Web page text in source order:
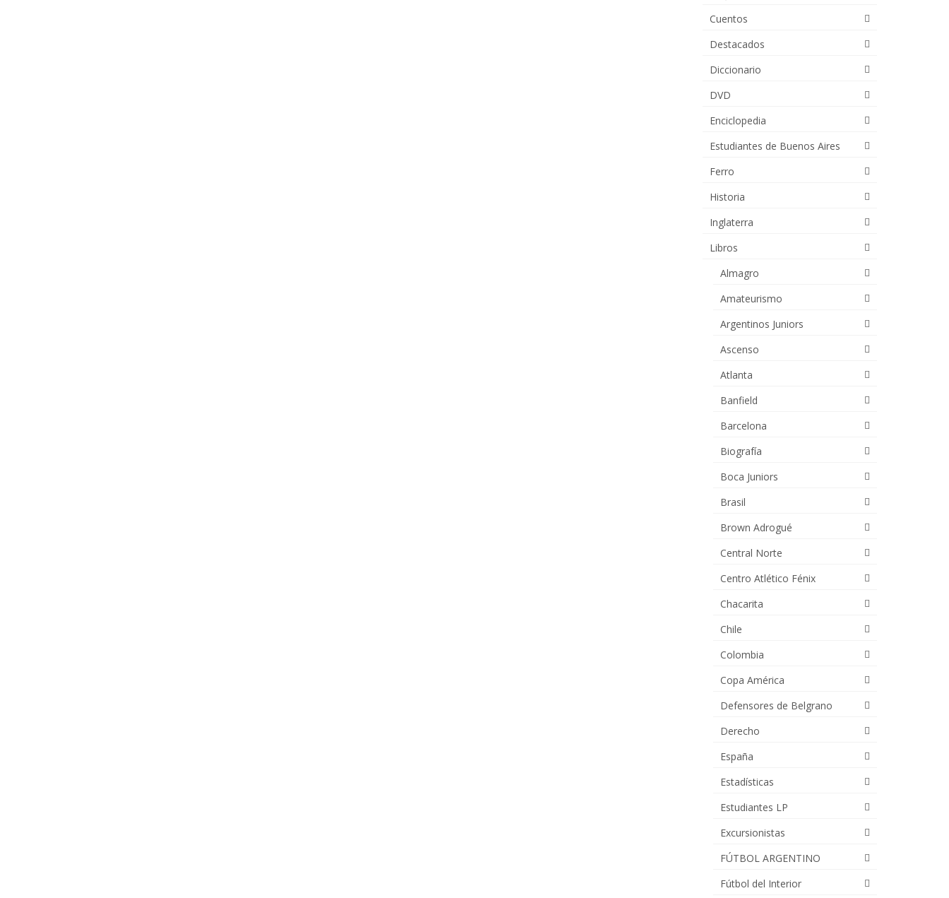
$43,000.00.Cuentos
Destacados
Diccionario
DVD
Enciclopedia
Estudiantes de Buenos Aires
Ferro
Historia
Inglaterra
Libros
Almagro
Amateurismo
Argentinos Juniors
Ascenso
Atlanta
Banfield
Barcelona
Biografía
Boca Juniors
Brasil
Brown Adrogué
Central Norte
Centro Atlético Fénix
Chacarita
Chile
Colombia
Copa América
Defensores de Belgrano
Derecho
España
Estadísticas
Estudiantes LP
Excursionistas
FÚTBOL ARGENTINO
Fútbol del Interior